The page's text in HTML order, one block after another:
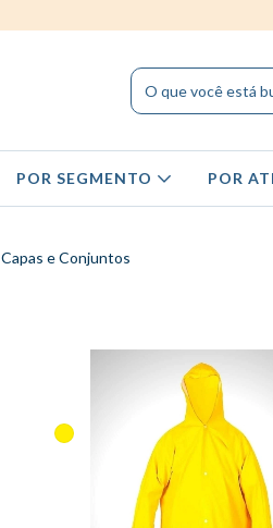
POR SEGMENTO POR
Capas e Conjuntos